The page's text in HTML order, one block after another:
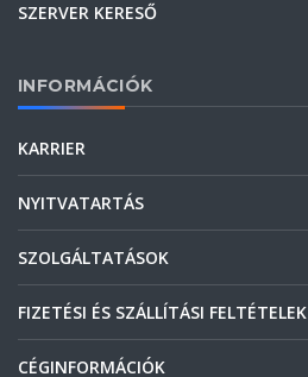
SZERVER KERESŐ
INFORMÁCIÓK
KARRIER
NYITVATARTÁS
SZOLGÁLTATÁSOK
FIZETÉSI ÉS SZÁLLÍTÁSI FELTÉTELEK
CÉGINFORMÁCIÓK